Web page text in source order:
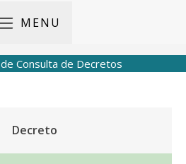
MENU
Consulta de Decretos
Decreto